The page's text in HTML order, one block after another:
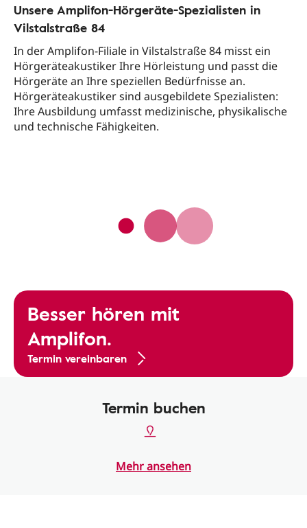
Unsere Amplifon-Hörgeräte-Spezialisten in
Vilstalstraße 84
In der Amplifon-Filiale in Vilstalstraße 84 misst ein
Hörgeräteakustiker Ihre Hörleistung und passt die
Hörgeräte an Ihre speziellen Bedürfnisse an.
Hörgeräteakustiker sind ausgebildete Spezialisten:
Ihre Ausbildung umfasst medizinische, physikalische
und technische Fähigkeiten.
Besser hören mit
Amplifon.
Termin vereinbaren
Termin buchen
Mehr ansehen